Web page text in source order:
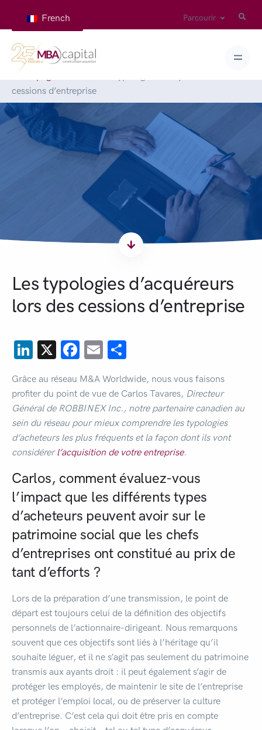
French Parcourir
Homepage
cessions d’entreprise
Les typologies d’acquéreurs
lors des cessions d’entreprise
LinkedIn
X Facebook
Email
Grâce au réseau M&A Worldwide, nous vous faisons
profiter du point de vue de Carlos Tavares, Directeur
Général de ROBBINEX Inc., notre partenaire canadien au
sein du réseau pour mieux comprendre les typologies
d’acheteurs les plus fréquents et la façon dont ils vont
considérerl’acquisition de votre entreprise.
Carlos, comment évaluez-vous
l’impact que les différents types
d’acheteurs peuvent avoir sur le
patrimoine social que les chefs
d’entreprises ont constitué au prix de
tant d’efforts ?
Lors de la préparation d’une transmission, le point de
départ est toujours celui de la définition des objectifs
personnels de l’actionnaire-dirigeant. Nous remarquons
souvent que ces objectifs sont liés à l’héritage qu’il
souhaite léguer, et il ne s’agit pas seulement du patrimoine
transmis aux ayants droit : il peut également s’agir de
protéger les employés, de maintenir le site de l’entreprise
et protéger l’emploi local, ou de préserver la culture
d’entreprise. C’est cela qui doit être pris en compte